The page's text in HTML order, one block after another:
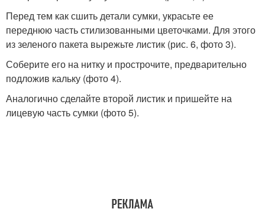
Перед тем как сшить детали сумки, украсьте ее
переднюю часть стилизованными цветочками. Для этого
из зеленого пакета вырежьте листик (рис. 6, фото 3).
Соберите его на нитку и прострочите, предварительно
подложив кальку (фото 4).
Аналогично сделайте второй листик и пришейте на
лицевую часть сумки (фото 5).